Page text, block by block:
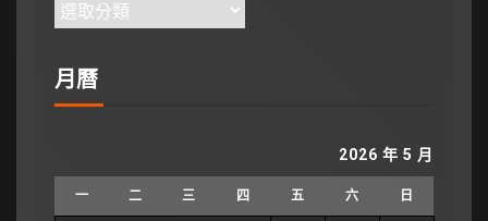
月曆
2026 年 5 月
一 二 三 四 五 六 日